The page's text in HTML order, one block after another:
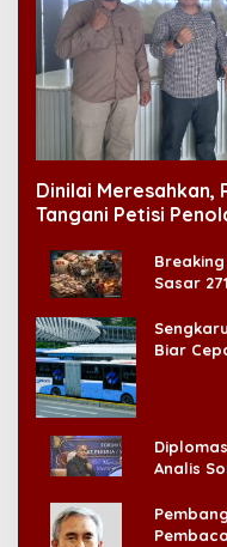
Dinilai Meresahkan,
Tangani Petisi
Sasar
Biar
Analis